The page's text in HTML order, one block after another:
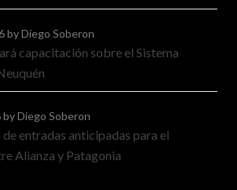
by Diego Soberon
capacitación sobre el Sistema
by Diego Soberon
entradas anticipadas para el
Alianza y Patagonia